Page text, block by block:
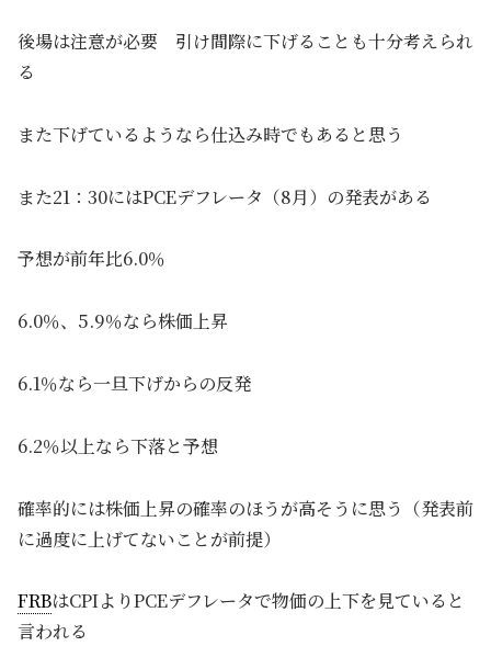
後場は注意が必要 引け間際に下げることも十分考えられ
る
また下げているようなら仕込み時でもあると思う
また21：30にはPCEデフレータ（8月）の発表がある
予想が前年比6.0％
6.0％、5.9％なら株価上昇
6.1％なら一旦下げからの反発
6.2％以上なら下落と予想
確率的には株価上昇の確率のほうが高そうに思う（発表前
に過度に上げてないことが前提）
FRBはCPIよりPCEデフレータで物価の上下を見ていると
言われる